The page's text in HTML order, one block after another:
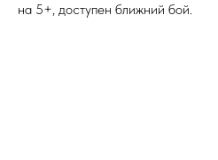
на 5+, доступен ближний бой.